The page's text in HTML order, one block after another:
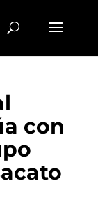
con